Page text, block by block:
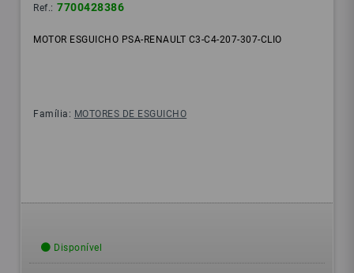
Ref.: 7700428386
MOTOR ESGUICHO PSA-RENAULT C3-C4-207-307-CLIO
Família: MOTORES DE ESGUICHO
Disponível